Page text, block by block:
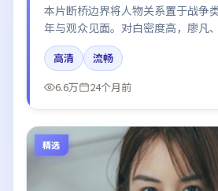
本片断桥边界将人物关系置于战争
年与观众见面。对白密度高，廖凡
的台词节奏值得关注；整体气质偏
影。
高清
流畅
6.6万
24个月前
精选